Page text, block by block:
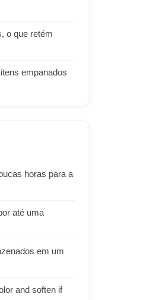
o que retém
empanados
horas para a
até uma
em um
and soften if